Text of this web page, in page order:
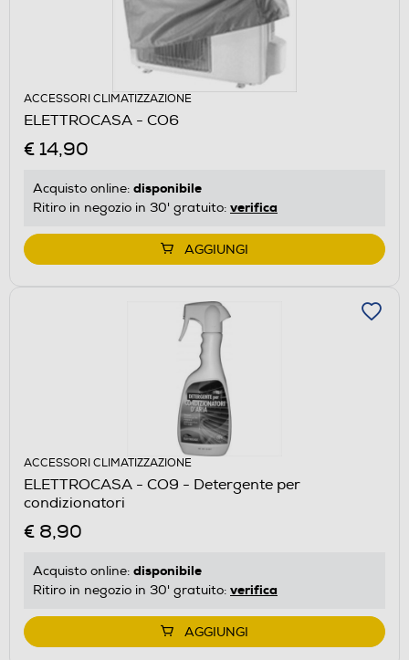
ACCESSORI CLIMATIZZAZIONE
ELETTROCASA - CO6
€ 14,90
Acquisto online: disponibile
Ritiro in negozio in 30' gratuito: verifica
AGGIUNGI
ACCESSORI CLIMATIZZAZIONE
ELETTROCASA - CO9 - Detergente per
condizionatori
€ 8,90
Acquisto online: disponibile
Ritiro in negozio in 30' gratuito: verifica
AGGIUNGI